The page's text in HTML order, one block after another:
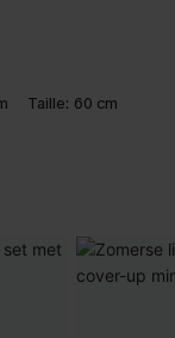
Taille: 60 cm